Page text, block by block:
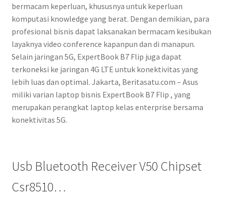
bermacam keperluan, khususnya untuk keperluan
komputasi knowledge yang berat. Dengan demikian, para
profesional bisnis dapat laksanakan bermacam kesibukan
layaknya video conference kapanpun dan di manapun.
Selain jaringan 5G, ExpertBook B7 Flip juga dapat
terkoneksi ke jaringan 4G LTE untuk konektivitas yang
lebih luas dan optimal. Jakarta, Beritasatu.com – Asus
miliki varian laptop bisnis ExpertBook B7 Flip , yang
merupakan perangkat laptop kelas enterprise bersama
konektivitas 5G.
Usb Bluetooth Receiver V50 Chipset
Csr8510…